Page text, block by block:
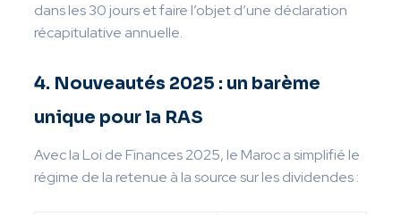
dans les 30 jours et faire l’objet d’une déclaration
récapitulative annuelle.
4. Nouveautés 2025 : un barème
unique pour la RAS
Avec la Loi de Finances 2025, le Maroc a simplifié le
régime de la retenue à la source sur les dividendes :